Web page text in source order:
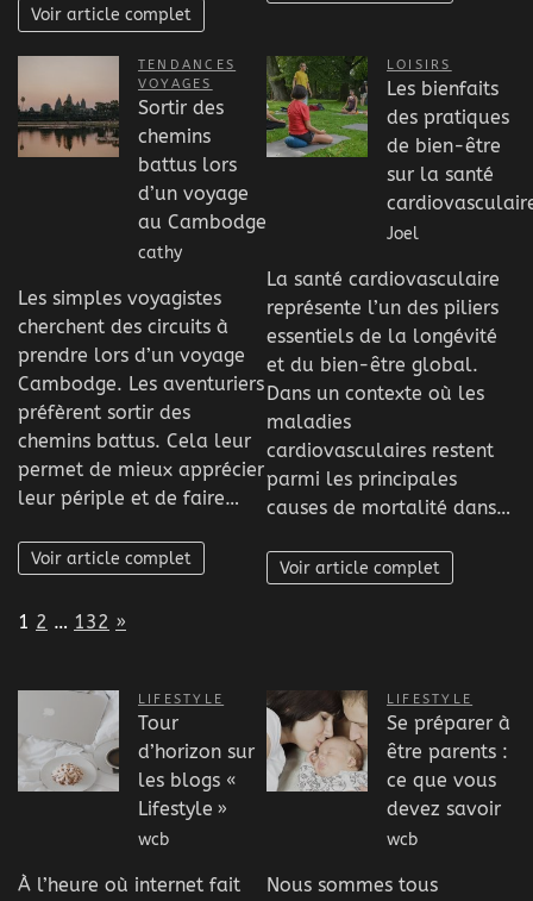
Voir article complet
TENDANCES
VOYAGES
Sortir des
chemins
battus lors
d’un voyage
au Cambodge
cathy
Les simples voyagistes
cherchent des circuits à
prendre lors d’un voyage
Cambodge. Les aventuriers
préfèrent sortir des
chemins battus. Cela leur
permet de mieux apprécier
leur périple et de faire…
Voir article complet
LOISIRS
Les bienfaits
des pratiques
de bien-être
sur la santé
Joel
La santé cardiovasculaire
représente l’un des piliers
essentiels de la longévité
et du bien-être global.
Dans un contexte où les
maladies
cardiovasculaires restent
parmi les principales
causes de mortalité dans…
Voir article complet
Page:
1 2 … 132 Next
»
LIFESTYLE
Tour
d’horizon sur
les blogs «
Lifestyle »
wcb
À l’heure où internet fait
LIFESTYLE
Se préparer à
être parents :
ce que vous
devez savoir
wcb
Nous sommes tous